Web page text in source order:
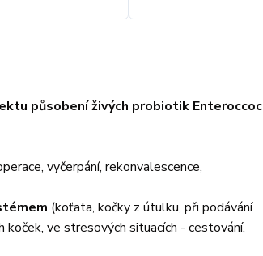
působení živých probiotik
vyčerpání, rekonvalescence,
(koťata, kočky z útulku, při podávání
koček, ve stresových situacích - cestování,